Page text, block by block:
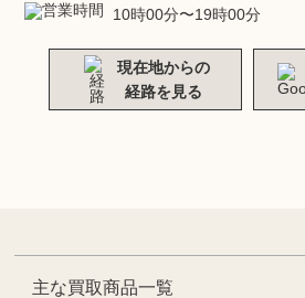
10時00分〜19時00分
現在地からの
経路を見る
主な買取商品一覧